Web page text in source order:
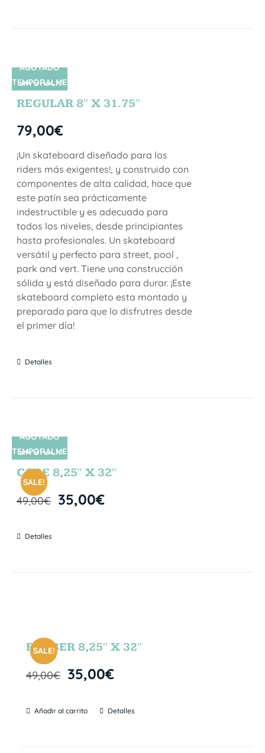
SIN STOCK
AGOTADO
TEMPORALME
NTE
REGULAR 8″ X 31.75″
79,00€
¡Un skateboard diseñado para los
riders más exigentes!, y construido con
componentes de alta calidad, hace que
este patín sea prácticamente
indestructible y es adecuado para
todos los niveles, desde principiantes
hasta profesionales. Un skateboard
versátil y perfecto para street, pool ,
park and vert. Tiene una construcción
sólida y está diseñado para durar. ¡Este
skateboard completo esta montado y
preparado para que lo disfrutres desde
el primer día!
Detalles
SIN STOCK
SALE!
AGOTADO
TEMPORALME
NTE
CORE 8,25″ X 32″
49,00€ 35,00€
Detalles
SALE!
RUBBER 8,25″ X 32″
49,00€ 35,00€
Añadir al carrito Detalles